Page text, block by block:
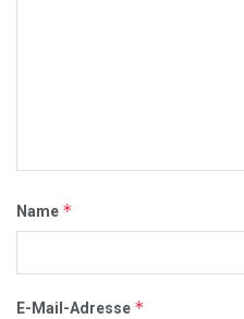
Name *
E-Mail-Adresse *